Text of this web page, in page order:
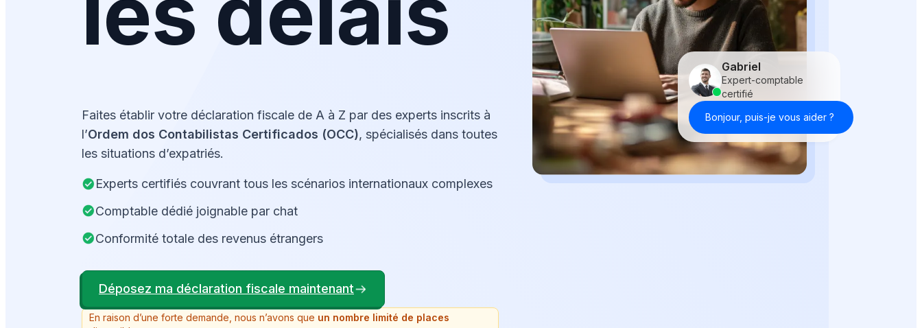
Faites établir votre déclaration fiscale de A à Z par des experts inscrits à
l’Ordem dos Contabilistas Certificados (OCC), spécialisés dans toutes
les situations d’expatriés.
Experts certifiés couvrant tous les scénarios internationaux complexes
Comptable dédié joignable par chat
Conformité totale des revenus étrangers
Déposez ma déclaration fiscale maintenant
En raison d’une forte demande, nous n’avons que un nombre limité de places
Gabriel
Expert-comptable
certifié
Bonjour, puis-je vous aider ?